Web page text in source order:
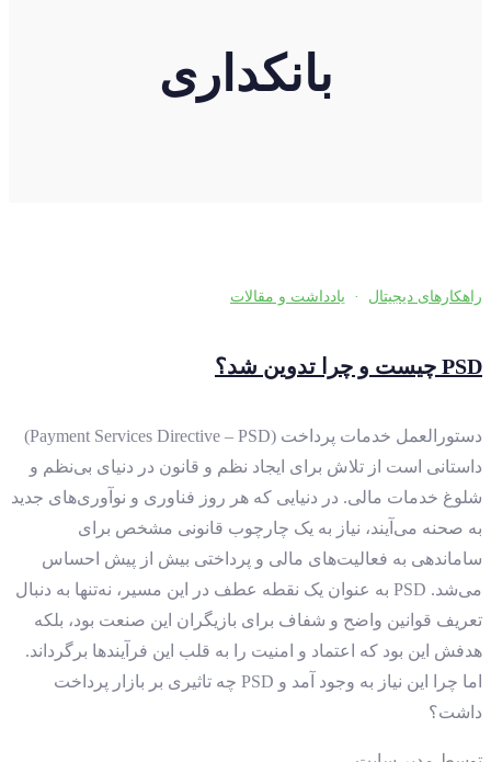
بانکداری
راهکارهای دیجیتال · یادداشت و مقالات
PSD چیست و چرا تدوین شد؟
دستورالعمل خدمات پرداخت (Payment Services Directive – PSD)
داستانی است از تلاش برای ایجاد نظم و قانون در دنیای بی‌نظم و
شلوغ خدمات مالی. در دنیایی که هر روز فناوری و نوآوری‌های جدید
به صحنه می‌آیند، نیاز به یک چارچوب قانونی مشخص برای
ساماندهی به فعالیت‌های مالی و پرداختی بیش از پیش احساس
می‌شد. PSD به عنوان یک نقطه عطف در این مسیر، نه‌تنها به دنبال
تعریف قوانین واضح و شفاف برای بازیگران این صنعت بود، بلکه
هدفش این بود که اعتماد و امنیت را به قلب این فرآیندها برگرداند.
اما چرا این نیاز به وجود آمد و PSD چه تاثیری بر بازار پرداخت
داشت؟